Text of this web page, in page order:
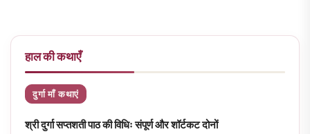
हाल की कथाएँ
दुर्गा माँ कथाएं
श्री दुर्गा सप्तशती पाठ की विधिः संपूर्ण और शॉर्टकट दोनों